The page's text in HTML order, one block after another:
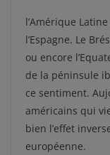
l’Amérique
l’Espagne. Le
ou encore
de la péninsule
ce sentiment.
américains qui
bien l’effet
européenne.